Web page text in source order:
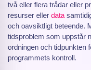
två eller flera trådar eller
resurser eller data
och oavsiktligt beteende.
tidsproblem som uppstår
ordningen och tidpunkten
programmets kontroll.